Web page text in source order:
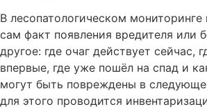
В лесопатологическом
сам факт появления вредителя или
другое: где очаг действует сейчас,
впервые, где уже пошёл на спад и
могут быть повреждены в
для этого проводится